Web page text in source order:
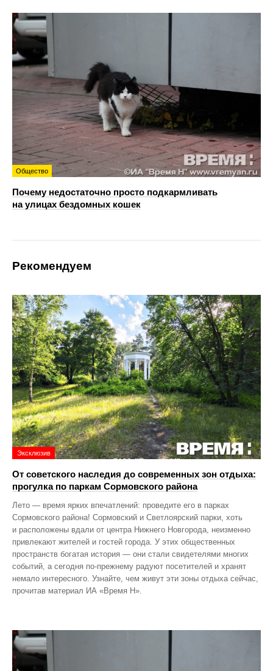
Общество
Почему недостаточно просто подкармливать
на улицах бездомных кошек
Рекомендуем
Эксклюзив
От советского наследия до современных зон отдыха:
прогулка по паркам Сормовского района
Лето — время ярких впечатлений: проведите его в парках
Сормовского района! Сормовский и Светлоярский парки, хоть
и расположены вдали от центра Нижнего Новгорода, неизменно
привлекают жителей и гостей города. У этих общественных
пространств богатая история — они стали свидетелями многих
событий, а сегодня по‑прежнему радуют посетителей и хранят
немало интересного. Узнайте, чем живут эти зоны отдыха сейчас,
прочитав материал ИА «Время Н».